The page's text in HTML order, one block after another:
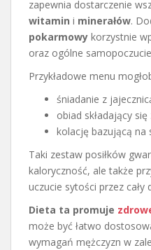
zapewnia dostarczenie
witamin i minerałów.
pokarmowy korzystnie
oraz ogólne
Przykładowe menu
śniadanie z
obiad składający
kolację bazującą na
Taki zestaw posiłków
kaloryczność, ale także
uczucie sytości przez cały
Dieta ta promuje
może być łatwo
wymagań mężczyzn w